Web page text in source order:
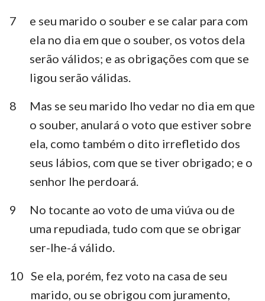
7
e seu marido o souber e se calar para com
ela no dia em que o souber, os votos dela
serão válidos; e as obrigações com que se
ligou serão válidas.
8
Mas se seu marido lho vedar no dia em que
o souber, anulará o voto que estiver sobre
ela, como também o dito irrefletido dos
seus lábios, com que se tiver obrigado; e o
senhor lhe perdoará.
9
No tocante ao voto de uma viúva ou de
uma repudiada, tudo com que se obrigar
ser-lhe-á válido.
10 Se ela, porém, fez voto na casa de seu
marido, ou se obrigou com juramento,